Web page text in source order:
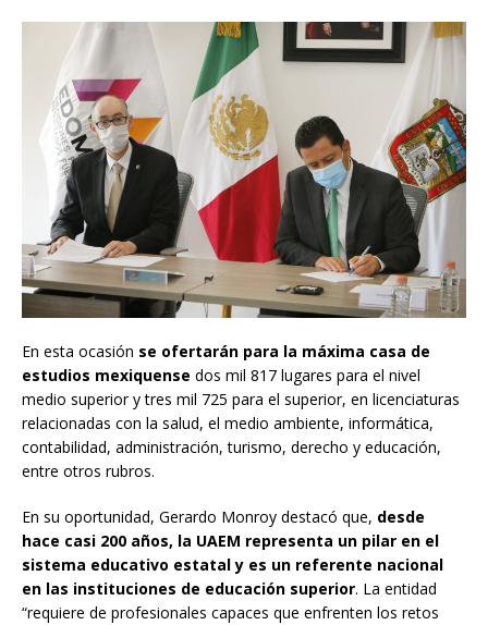
En esta ocasión se ofertarán para la máxima casa de
estudios mexiquense dos mil 817 lugares para el nivel
medio superior y tres mil 725 para el superior, en licenciaturas
relacionadas con la salud, el medio ambiente, informática,
contabilidad, administración, turismo, derecho y educación,
entre otros rubros.
En su oportunidad, Gerardo Monroy destacó que, desde
hace casi 200 años, la UAEM representa un pilar en el
sistema educativo estatal y es un referente nacional
en las instituciones de educación superior. La entidad
“requiere de profesionales capaces que enfrenten los retos